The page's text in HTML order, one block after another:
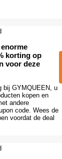
korting op
voor deze
bij GYMQUEEN, u
kopen en
andere
code. Wees de
voordat de deal